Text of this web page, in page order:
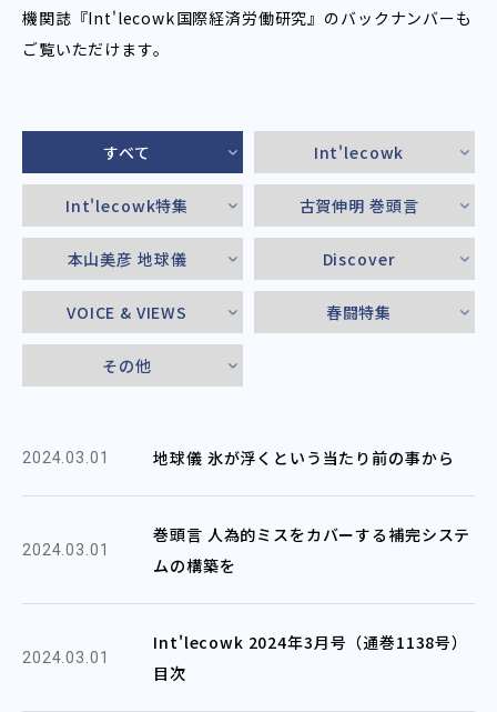
機関誌『Int'lecowk――国際経済労働研究』のバックナンバーも
ご覧いただけます。
すべて Int'lecowk
Int'lecowk特集 古賀伸明 巻頭言
本山美彦 地球儀 Discover
VOICE & VIEWS 春闘特集
その他
2024.03.01 地球儀 氷が浮くという当たり前の事から
2024.03.01
巻頭言 人為的ミスをカバーする補完システ
ムの構築を
2024.03.01
Int'lecowk 2024年3月号（通巻1138号）
目次